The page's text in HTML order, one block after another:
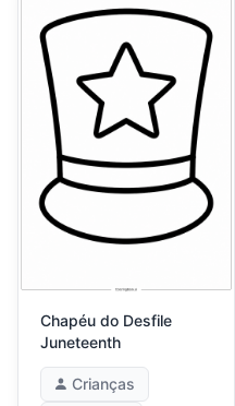
Chapéu do Desfile
Juneteenth
Crianças